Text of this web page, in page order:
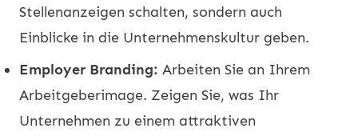
Stellenanzeigen schalten, sondern auch
Einblicke in die Unternehmenskultur geben.
Employer Branding: Arbeiten Sie an Ihrem
Arbeitgeberimage. Zeigen Sie, was Ihr
Unternehmen zu einem attraktiven